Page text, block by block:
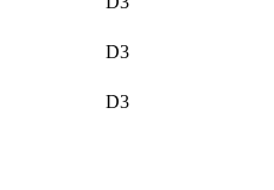
D3
D3